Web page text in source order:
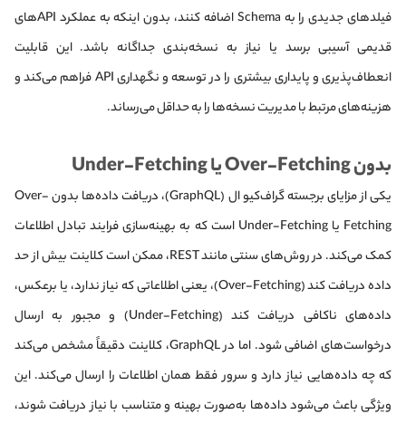
فیلدهای جدیدی را به Schema اضافه کنند، بدون اینکه به عملکرد APIهای
قدیمی آسیبی برسد یا نیاز به نسخه‌بندی جداگانه باشد. این قابلیت
انعطاف‌پذیری و پایداری بیشتری را در توسعه و نگهداری API فراهم می‌کند و
هزینه‌های مرتبط با مدیریت نسخه‌ها را به حداقل می‌رساند.
بدون Over-Fetching یا Under-Fetching
یکی از مزایای برجسته گراف‌کیو ال (GraphQL)، دریافت داده‌ها بدون Over-
Fetching یا Under-Fetching است که به بهینه‌سازی فرایند تبادل اطلاعات
کمک می‌کند. در روش‌های سنتی مانند REST، ممکن است کلاینت بیش از حد
داده دریافت کند (Over-Fetching)، یعنی اطلاعاتی که نیاز ندارد، یا برعکس،
داده‌های ناکافی دریافت کند (Under-Fetching) و مجبور به ارسال
درخواست‌های اضافی شود. اما در GraphQL، کلاینت دقیقاً مشخص می‌کند
که چه داده‌هایی نیاز دارد و سرور فقط همان اطلاعات را ارسال می‌کند. این
ویژگی باعث می‌شود داده‌ها به‌صورت بهینه و متناسب با نیاز دریافت شوند،